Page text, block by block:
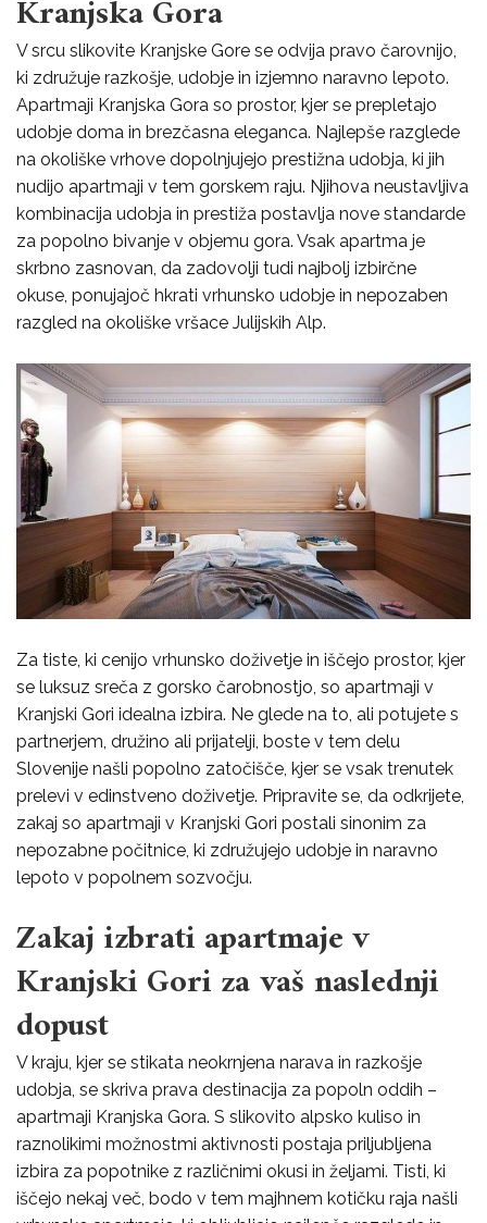
Kranjska Gora
V srcu slikovite Kranjske Gore se odvija pravo čarovnijo,
ki združuje razkošje, udobje in izjemno naravno lepoto.
Apartmaji Kranjska Gora so prostor, kjer se prepletajo
udobje doma in brezčasna eleganca. Najlepše razglede
na okoliške vrhove dopolnjujejo prestižna udobja, ki jih
nudijo apartmaji v tem gorskem raju. Njihova neustavljiva
kombinacija udobja in prestiža postavlja nove standarde
za popolno bivanje v objemu gora. Vsak apartma je
skrbno zasnovan, da zadovolji tudi najbolj izbirčne
okuse, ponujajoč hkrati vrhunsko udobje in nepozaben
razgled na okoliške vršace Julijskih Alp.
Za tiste, ki cenijo vrhunsko doživetje in iščejo prostor, kjer
se luksuz sreča z gorsko čarobnostjo, so apartmaji v
Kranjski Gori idealna izbira. Ne glede na to, ali potujete s
partnerjem, družino ali prijatelji, boste v tem delu
Slovenije našli popolno zatočišče, kjer se vsak trenutek
prelevi v edinstveno doživetje. Pripravite se, da odkrijete,
zakaj so apartmaji v Kranjski Gori postali sinonim za
nepozabne počitnice, ki združujejo udobje in naravno
lepoto v popolnem sozvočju.
Zakaj izbrati apartmaje v
Kranjski Gori za vaš naslednji
dopust
V kraju, kjer se stikata neokrnjena narava in razkošje
udobja, se skriva prava destinacija za popoln oddih –
apartmaji Kranjska Gora. S slikovito alpsko kuliso in
raznolikimi možnostmi aktivnosti postaja priljubljena
izbira za popotnike z različnimi okusi in željami. Tisti, ki
iščejo nekaj več, bodo v tem majhnem kotičku raja našli